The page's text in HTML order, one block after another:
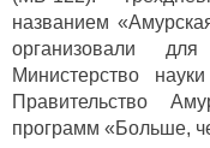
названием
организовали
Министерство
Правительство
программ «Больше,